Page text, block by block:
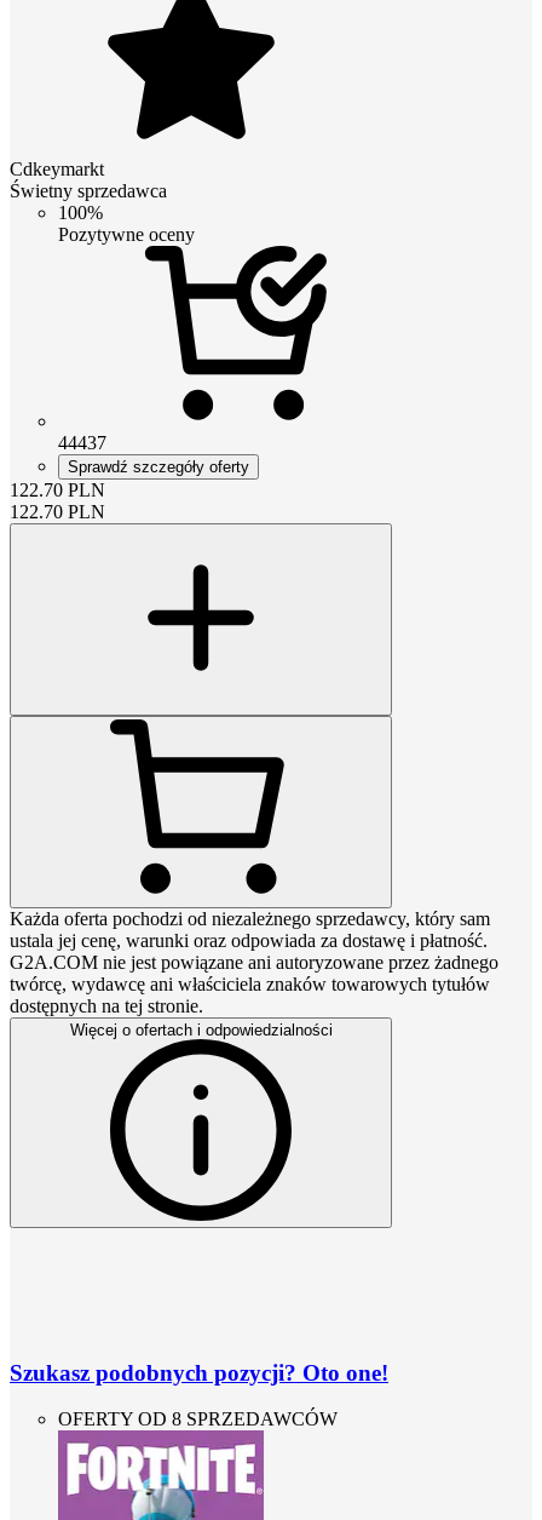
Cdkeymarkt
Świetny sprzedawca
100%
Pozytywne oceny
44437
Sprawdź szczegóły oferty
122.70 PLN
122.70 PLN
Każda oferta pochodzi od niezależnego sprzedawcy, który sam
ustala jej cenę, warunki oraz odpowiada za dostawę i płatność.
G2A.COM nie jest powiązane ani autoryzowane przez żadnego
twórcę, wydawcę ani właściciela znaków towarowych tytułów
dostępnych na tej stronie.
Więcej o ofertach i odpowiedzialności
Szukasz podobnych pozycji? Oto one!
OFERTY OD 8 SPRZEDAWCÓW